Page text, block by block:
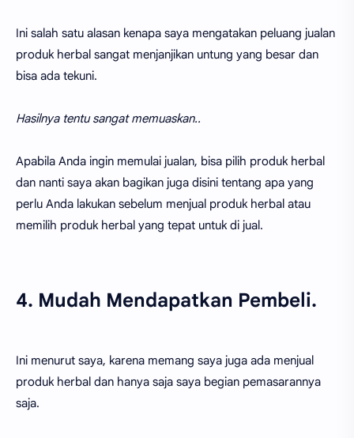
Ini salah satu alasan kenapa saya mengatakan peluang jualan
produk herbal sangat menjanjikan untung yang besar dan
bisa ada tekuni.
Hasilnya tentu sangat memuaskan..
Apabila Anda ingin memulai jualan, bisa pilih produk herbal
dan nanti saya akan bagikan juga disini tentang apa yang
perlu Anda lakukan sebelum menjual produk herbal atau
memilih produk herbal yang tepat untuk di jual.
4. Mudah Mendapatkan Pembeli.
Ini menurut saya, karena memang saya juga ada menjual
produk herbal dan hanya saja saya begian pemasarannya
saja.